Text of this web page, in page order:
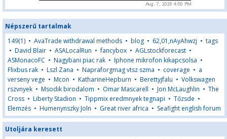
Népszerű tartalmak
149(1) • AvaTrade withdrawal methods • blog • 62,01,nAyAhwzj • tags
• David Blair • ASALocalRun •fancybox • AGLstockforecast •
ASMonacoFC • Nagybani piac rak • Iphone mikrofon kikapcsolsa •
Flixbus rak • Lszl Zana • Napraforgmag vtsz szma • coverage • a
verseny vege • Mcon • KatharineHepburn • Berettyjfalu • Volkswagen
rszvnyek • Msodik birodalom • Omar Mascarell • Jon McLaughlin • The
Cross • Liberty Stadion • Tippmix eredmnyek tegnapi • Tőzsde •
Elemzés • Humenynszky Joln • Great river africa • Seafight english forum
Utoljára keresett